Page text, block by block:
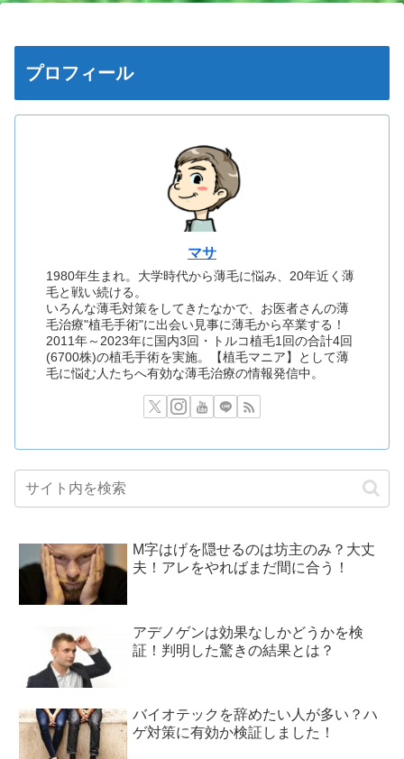
プロフィール
マサ
1980年生まれ。大学時代から薄毛に悩み、20年近く薄
毛と戦い続ける。
いろんな薄毛対策をしてきたなかで、お医者さんの薄
毛治療"植毛手術"に出会い見事に薄毛から卒業する！
2011年～2023年に国内3回・トルコ植毛1回の合計4回
(6700株)の植毛手術を実施。【植毛マニア】として薄
毛に悩む人たちへ有効な薄毛治療の情報発信中。
M字はげを隠せるのは坊主のみ？大丈
夫！アレをやればまだ間に合う！
アデノゲンは効果なしかどうかを検
証！判明した驚きの結果とは？
バイオテックを辞めたい人が多い？ハ
ゲ対策に有効か検証しました！